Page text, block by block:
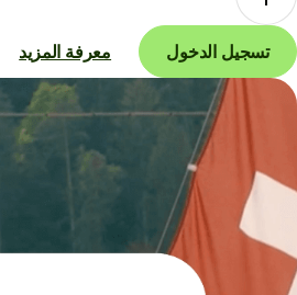
تسجيل الدخول معرفة المزيد